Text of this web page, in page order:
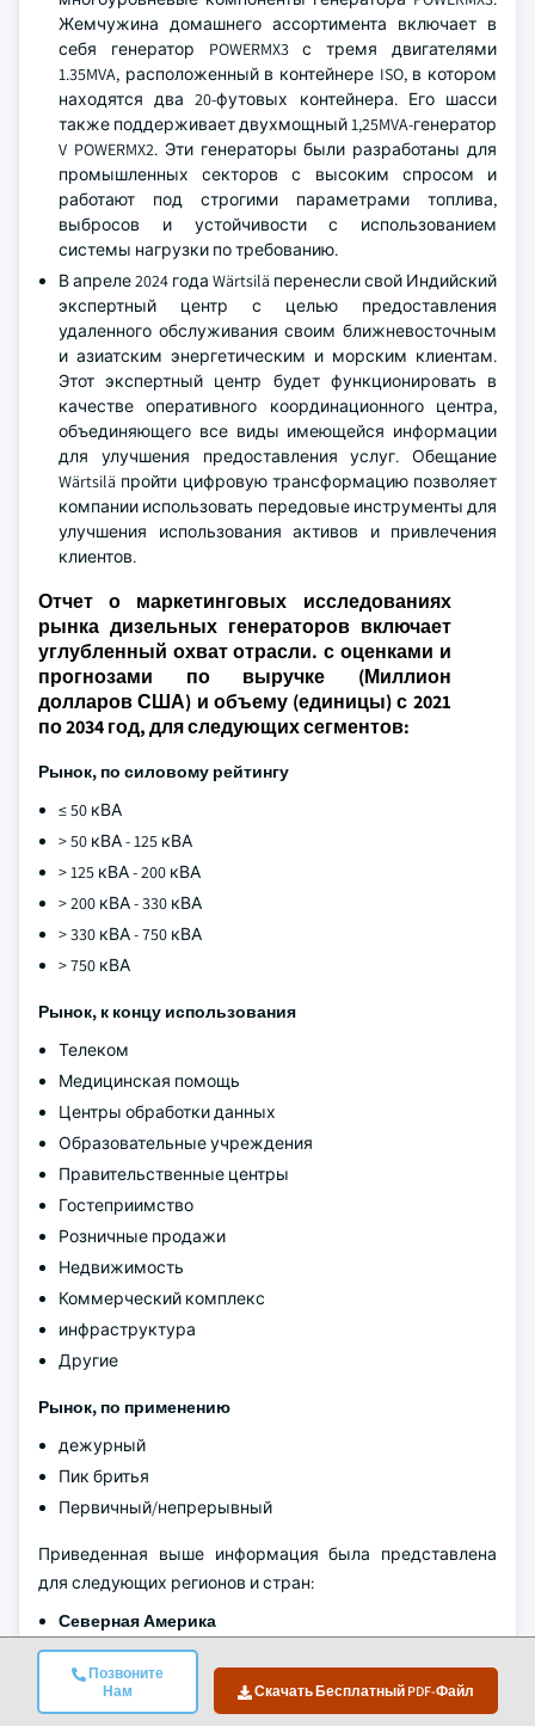
Позвоните
Нам
Скачать Бесплатный PDF-Файл
Жемчужина домашнего ассортимента включает в
себя генератор POWERMX3 с тремя двигателями
1.35MVA, расположенный в контейнере ISO, в котором
находятся два 20-футовых контейнера. Его шасси
также поддерживает двухмощный 1,25MVA-генератор
V POWERMX2. Эти генераторы были разработаны для
промышленных секторов с высоким спросом и
работают под строгими параметрами топлива,
выбросов и устойчивости с использованием
системы нагрузки по требованию.
В апреле 2024 года Wärtsilä перенесли свой Индийский
экспертный центр с целью предоставления
удаленного обслуживания своим ближневосточным
и азиатским энергетическим и морским клиентам.
Этот экспертный центр будет функционировать в
качестве оперативного координационного центра,
объединяющего все виды имеющейся информации
для улучшения предоставления услуг. Обещание
Wärtsilä пройти цифровую трансформацию позволяет
компании использовать передовые инструменты для
улучшения использования активов и привлечения
клиентов.
Отчет о маркетинговых исследованиях
рынка дизельных генераторов включает
углубленный охват отрасли. с оценками и
прогнозами по выручке (Миллион
долларов США) и объему (единицы) с 2021
по 2034 год, для следующих сегментов:
Рынок, по силовому рейтингу
≤ 50 кВА
> 50 кВА - 125 кВА
> 125 кВА - 200 кВА
> 200 кВА - 330 кВА
> 330 кВА - 750 кВА
> 750 кВА
Рынок, к концу использования
Телеком
Медицинская помощь
Центры обработки данных
Образовательные учреждения
Правительственные центры
Гостеприимство
Розничные продажи
Недвижимость
Коммерческий комплекс
инфраструктура
Другие
Рынок, по применению
дежурный
Пик бритья
Первичный/непрерывный
Приведенная выше информация была представлена
для следующих регионов и стран:
Северная Америка
США.
Канада
Европа